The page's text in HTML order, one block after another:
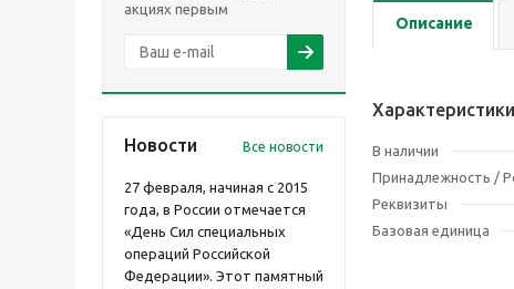
акциях первым
Новости Все новости
27 февраля, начиная с 2015
года, в России отмечается
«День Сил специальных
операций Российской
Федерации». Этот памятный
Описание
Характеристики
В наличии
Принадлежность /
Реквизиты
Базовая единица